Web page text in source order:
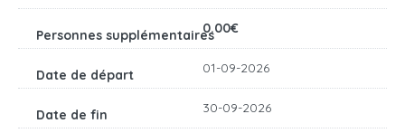
0.00€
01-09-2026
30-09-2026